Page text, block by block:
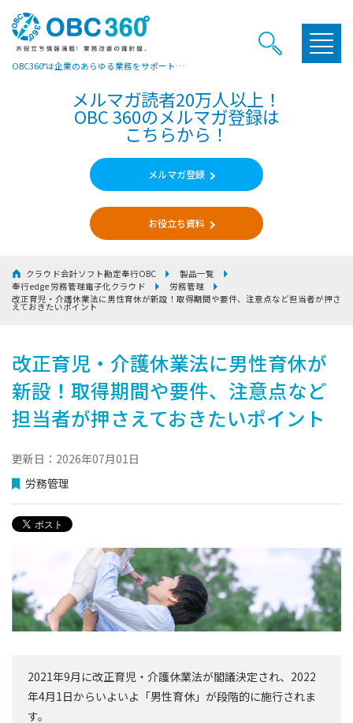
OBC360°は企業のあらゆる業務をサポートするヒントやお役立ち情報をご提供しています
メルマガ読者20万人以上！
OBC 360のメルマガ登録は
こちらから！
メルマガ登録
お役立ち資料
クラウド会計ソフト勘定奉行OBC
製品一覧
奉行edge 労務管理電子化クラウド
労務管理
改正育児・介護休業法に男性育休が新設！取得期間や要件、注意点など担当者が押さ
えておきたいポイント
改正育児・介護休業法に男性育休が
新設！取得期間や要件、注意点など
担当者が押さえておきたいポイント
更新日：2026年07月01日
労務管理
2021年9月に改正育児・介護休業法が閣議決定され、2022
年4月1日からいよいよ「男性育休」が段階的に施行されま
す。